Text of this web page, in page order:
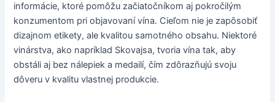
informácie, ktoré pomôžu začiatočníkom aj pokročilým
konzumentom pri objavovaní vína. Cieľom nie je zapôsobiť
dizajnom etikety, ale kvalitou samotného obsahu. Niektoré
vinárstva, ako napríklad Skovajsa, tvoria vína tak, aby
obstáli aj bez nálepiek a medailí, čím zdôrazňujú svoju
dôveru v kvalitu vlastnej produkcie.